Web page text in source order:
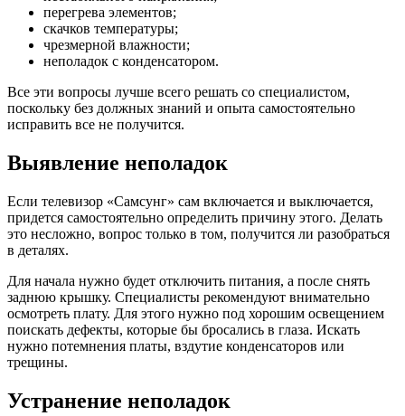
перегрева элементов;
скачков температуры;
чрезмерной влажности;
неполадок с конденсатором.
Все эти вопросы лучше всего решать со специалистом,
поскольку без должных знаний и опыта самостоятельно
исправить все не получится.
Выявление неполадок
Если телевизор «Самсунг» сам включается и выключается,
придется самостоятельно определить причину этого. Делать
это несложно, вопрос только в том, получится ли разобраться
в деталях.
Для начала нужно будет отключить питания, а после снять
заднюю крышку. Специалисты рекомендуют внимательно
осмотреть плату. Для этого нужно под хорошим освещением
поискать дефекты, которые бы бросались в глаза. Искать
нужно потемнения платы, вздутие конденсаторов или
трещины.
Устранение неполадок